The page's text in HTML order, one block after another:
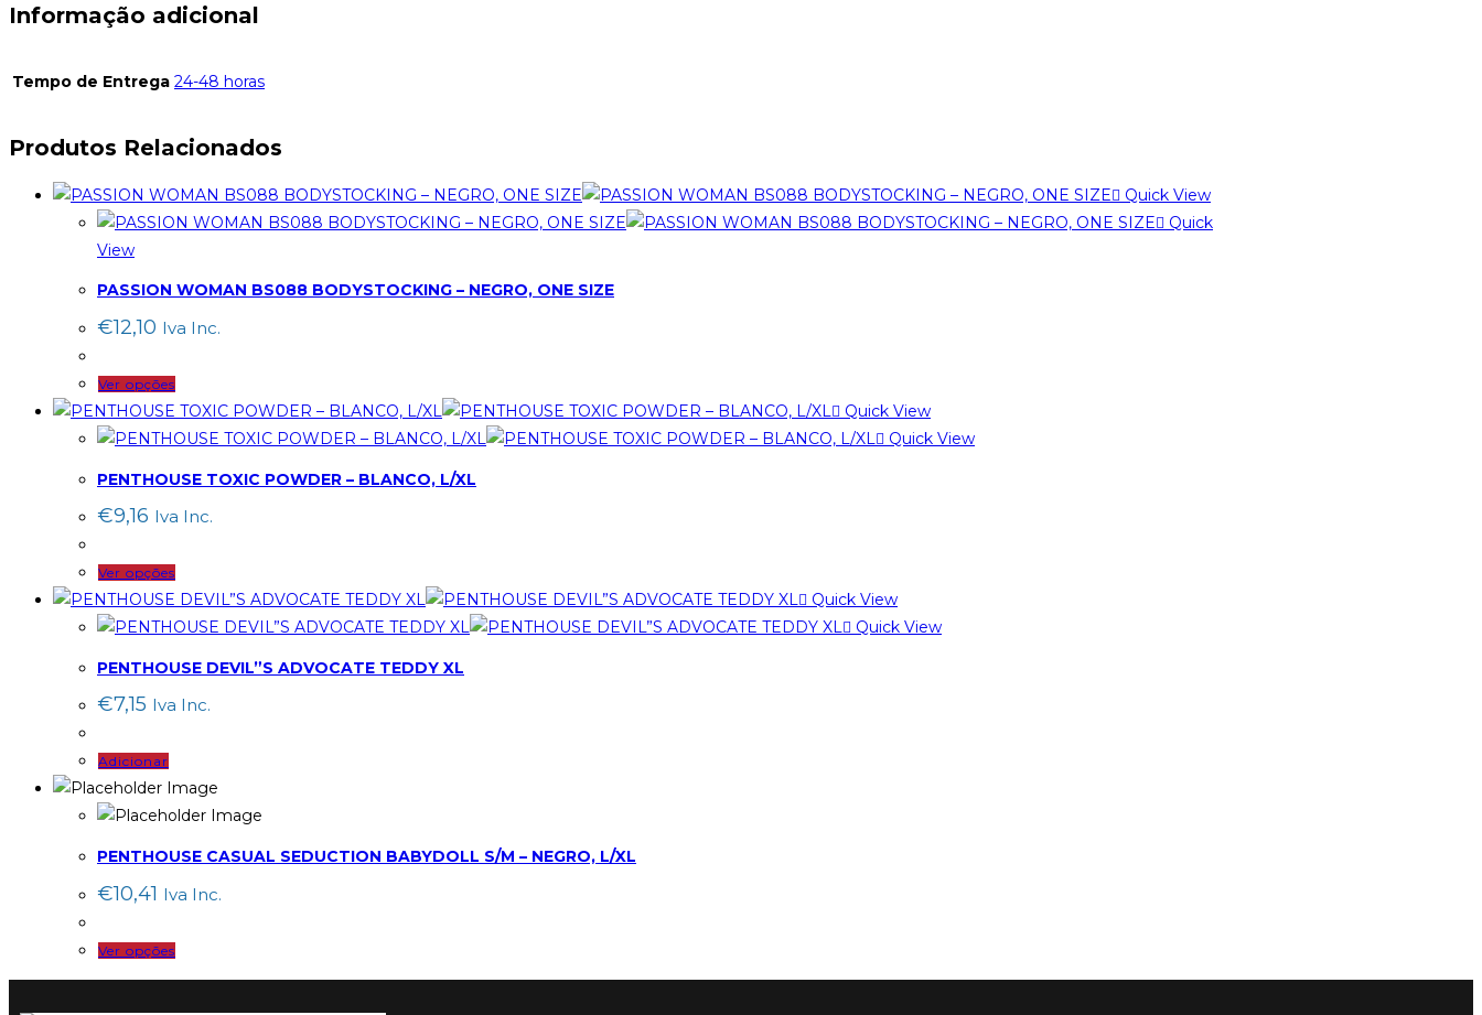
Informação adicional
Tempo de Entrega 24-48 horas
Produtos Relacionados
Quick View
Quick
View
PASSION WOMAN BS088 BODYSTOCKING – NEGRO, ONE SIZE
€12,10 Iva Inc.
Ver opções
product
has
variants.
The
be
chosen
on
product
Quick View
Quick View
PENTHOUSE TOXIC POWDER – BLANCO, L/XL
€9,16 Iva Inc.
Ver opções
product
has
variants.
The
be
chosen
on
product
Quick View
Quick View
PENTHOUSE DEVIL”S ADVOCATE TEDDY XL
€7,15 Iva Inc.
Adicionar
PENTHOUSE CASUAL SEDUCTION BABYDOLL S/M – NEGRO, L/XL
€10,41 Iva Inc.
Ver opções
product